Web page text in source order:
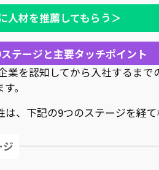
人材を推薦してもらう＞
テージと主要タッチポイント
業を認知してから入社するまで
。
は、下記の9つのステージを経
ジ